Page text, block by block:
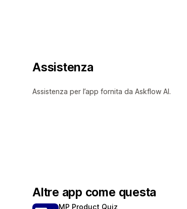
Assistenza
Assistenza per l’app fornita da Askflow AI.
Altre app come questa
MP Product Quiz